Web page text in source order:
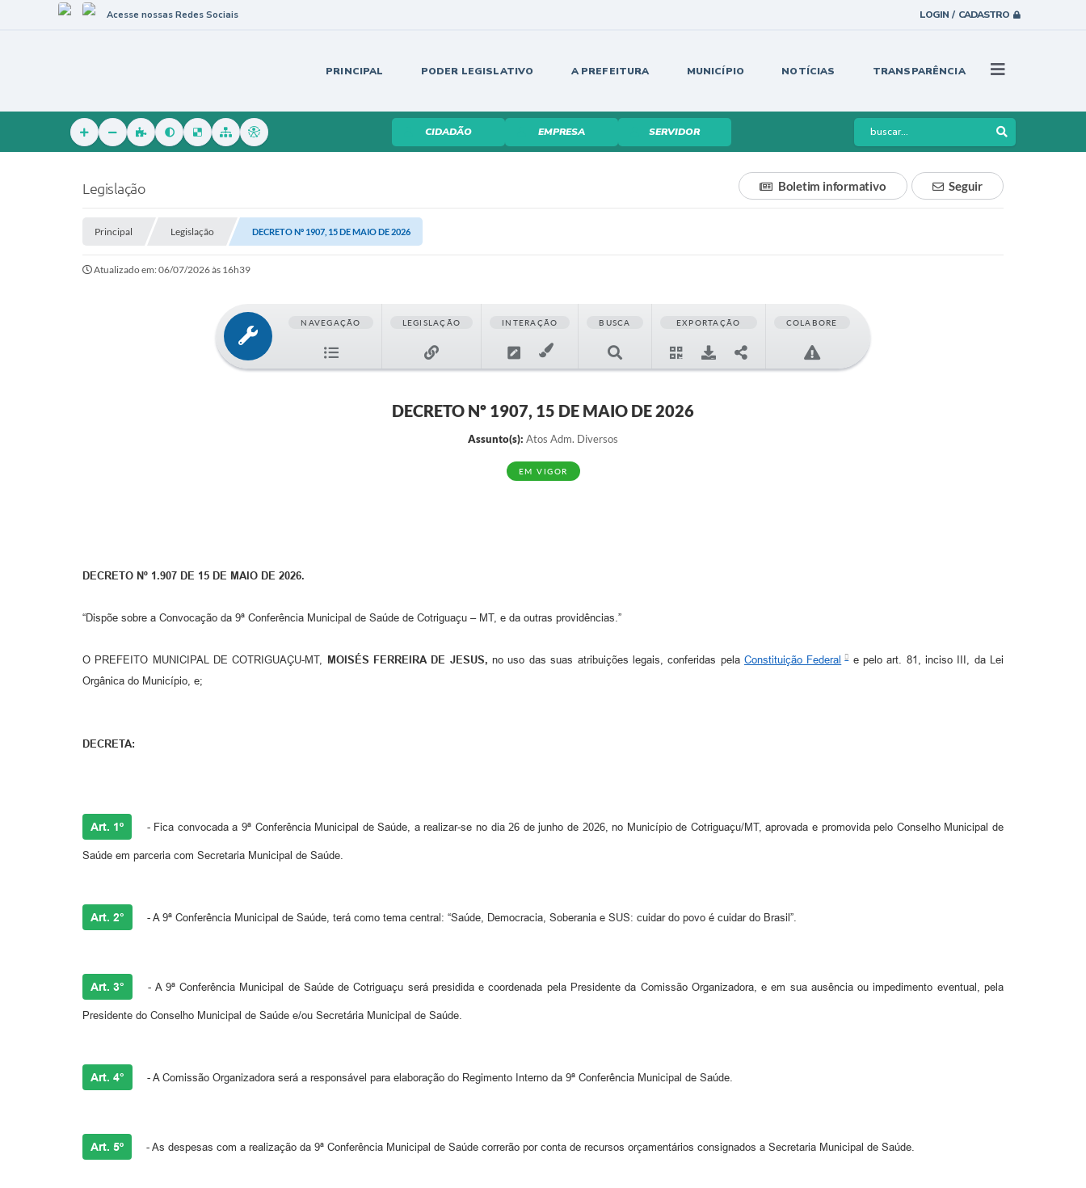
LOGIN / CADASTRO
Acesse nossas Redes Sociais
PRINCIPAL PODER LEGISLATIVO A PREFEITURA MUNICÍPIO NOTÍCIAS TRANSPARÊNCIA
CIDADÃO EMPRESA SERVIDOR
Legislação Seguir
Boletim informativo
Principal Legislação DECRETO Nº 1907, 15 DE MAIO DE 2026
Atualizado em: 06/07/2026 às 16h39
NAVEGAÇÃO LEGISLAÇÃO INTERAÇÃO BUSCA EXPORTAÇÃO COLABORE
DECRETO Nº 1907, 15 DE MAIO DE 2026
Assunto(s): Atos Adm. Diversos
EM VIGOR
DECRETO Nº 1.907 DE 15 DE MAIO DE 2026.
“Dispõe sobre a Convocação da 9ª Conferência Municipal de Saúde de Cotriguaçu – MT, e da outras providências.”
O PREFEITO MUNICIPAL DE COTRIGUAÇU-MT, MOISÉS FERREIRA DE JESUS,no uso das suas atribuições legais, conferidas pela Constituição Federal
e pelo art. 81, inciso III, da Lei
Orgânica do Município, e;
DECRETA:
Art. 1º - Fica convocada a 9ª Conferência Municipal de Saúde, a realizar-se no dia 26 de junho de 2026, no Município de Cotriguaçu/MT, aprovada e promovida pelo Conselho Municipal de
Saúde em parceria com Secretaria Municipal de Saúde.
Art. 2° - A 9ª Conferência Municipal de Saúde, terá como tema central: “Saúde, Democracia, Soberania e SUS: cuidar do povo é cuidar do Brasil”.
Art. 3° - A 9ª Conferência Municipal de Saúde de Cotriguaçu será presidida e coordenada pela Presidente da Comissão Organizadora, e em sua ausência ou impedimento eventual, pela
Presidente do Conselho Municipal de Saúde e/ou Secretária Municipal de Saúde.
Art. 4° - A Comissão Organizadora será a responsável para elaboração do Regimento Interno da 9ª Conferência Municipal de Saúde.
Art. 5º - As despesas com a realização da 9ª Conferência Municipal de Saúde correrão por conta de recursos orçamentários consignados a Secretaria Municipal de Saúde.